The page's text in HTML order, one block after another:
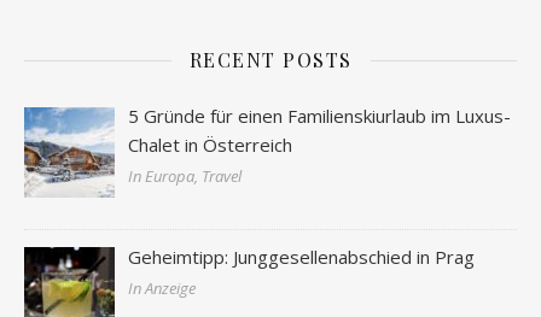
RECENT POSTS
5 Gründe für einen Familienskiurlaub im Luxus-
Chalet in Österreich
In Europa, Travel
Geheimtipp: Junggesellenabschied in Prag
In Anzeige